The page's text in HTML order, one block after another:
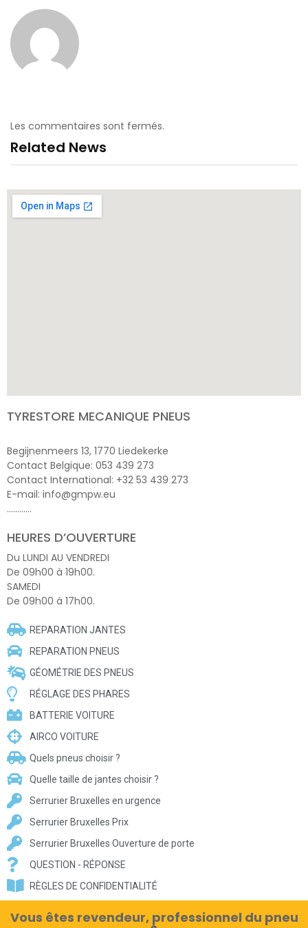
Les commentaires sont fermés.
Related News
TYRESTORE MECANIQUE PNEUS
Begijnenmeers 13, 1770 Liedekerke
Contact Belgique: 053 439 273
Contact International: +32 53 439 273
E-mail: info@gmpw.eu
…………
HEURES D’OUVERTURE
Du LUNDI AU VENDREDI
De 09h00 à 19h00.
SAMEDI
De 09h00 à 17h00.
REPARATION JANTES
REPARATION PNEUS
GÉOMÉTRIE DES PNEUS
RÉGLAGE DES PHARES
BATTERIE VOITURE
AIRCO VOITURE
Quels pneus choisir ?
Quelle taille de jantes choisir ?
Serrurier Bruxelles en urgence
Serrurier Bruxelles Prix
Serrurier Bruxelles Ouverture de porte
QUESTION - RÉPONSE
RÈGLES DE CONFIDENTIALITÉ
Vous êtes revendeur, professionnel du pneu